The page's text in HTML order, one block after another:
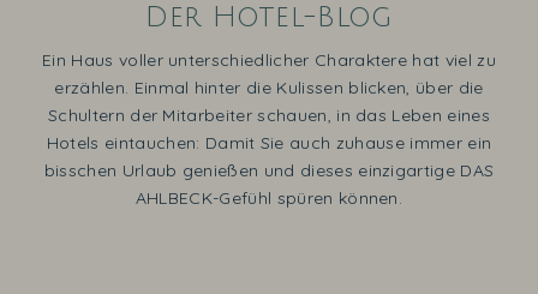
Der Hotel-Blog
Ein Haus voller unterschiedlicher Charaktere hat viel zu
erzählen. Einmal hinter die Kulissen blicken, über die
Schultern der Mitarbeiter schauen, in das Leben eines
Hotels eintauchen: Damit Sie auch zuhause immer ein
bisschen Urlaub genießen und dieses einzigartige DAS
AHLBECK-Gefühl spüren können.